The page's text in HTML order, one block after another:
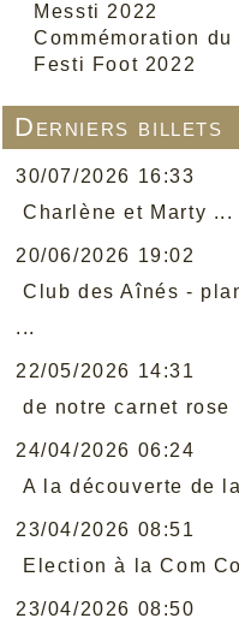
Messti 2022
Commémoration
Festi Foot 2022
Derniers billets
30/07/2026 16:33
Charlène et Marty ...
20/06/2026 19:02
Club des Aînés -
...
22/05/2026 14:31
de notre carnet rose
24/04/2026 06:24
A la découverte de
23/04/2026 08:51
Election à la Com
23/04/2026 08:50